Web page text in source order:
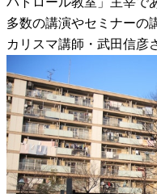
多数の講演やセミナーの
カリスマ講師・武田信彦